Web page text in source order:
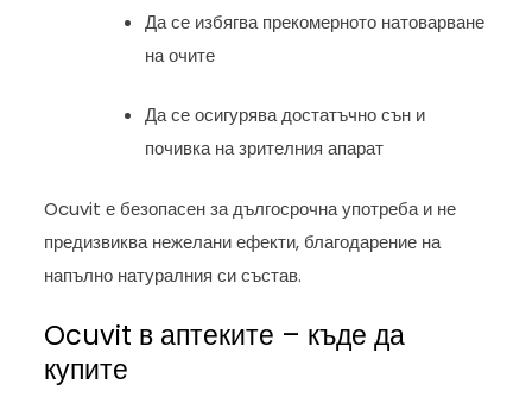
Да се избягва прекомерното натоварване
на очите
Да се осигурява достатъчно сън и
почивка на зрителния апарат
Ocuvit е безопасен за дългосрочна употреба и не
предизвиква нежелани ефекти, благодарение на
напълно натуралния си състав.
Ocuvit в аптеките – къде да
купите